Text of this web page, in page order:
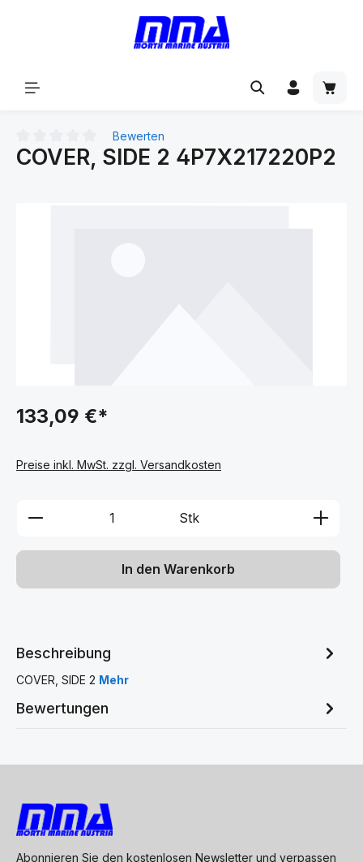
Durchschnittliche Bewertung von 0 von 5 Sternen
Bewerten
COVER, SIDE 2 4P7X217220P2
133,09 €*
Preise inkl. MwSt. zzgl. Versandkosten
Produkt Anzahl: Gib den
Stk
In den Warenkorb
Beschreibung
COVER, SIDE 2 Mehr
Bewertungen
Abonnieren Sie den kostenlosen Newsletter und verpassen